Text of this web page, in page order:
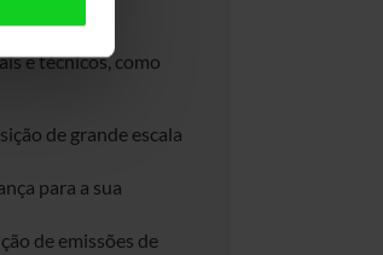
e técnicos, como
de grande escala
para a sua
de emissões de